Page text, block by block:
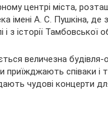
центрі міста,
імені А. С. Пушкіна, де
і з історії Тамбовської
величезна будівля-
приїжджають співаки і
дають чудові концерти